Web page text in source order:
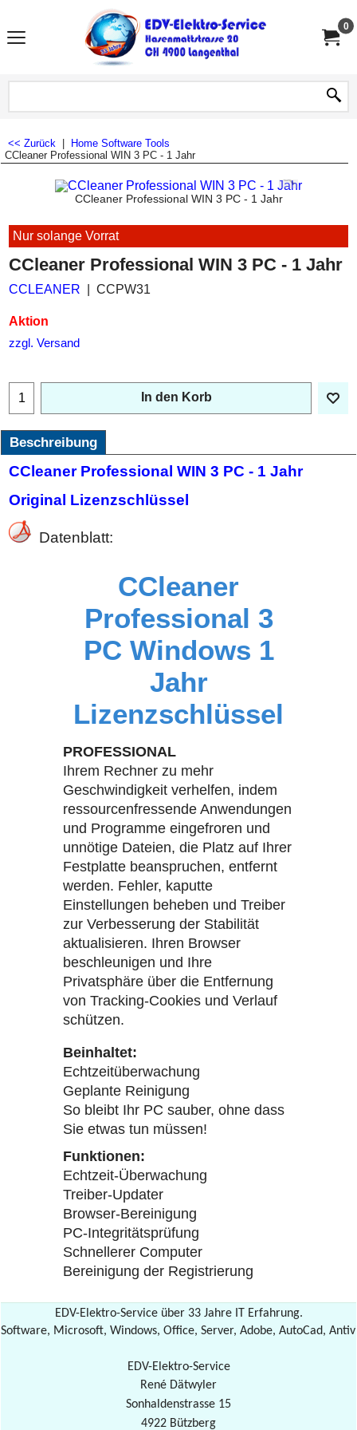
0
<< Zurück Home Software Tools
CCleaner Professional WIN 3 PC - 1 Jahr
CCleaner Professional WIN 3 PC - 1 Jahr
Nur solange Vorrat
CCleaner Professional WIN 3 PC - 1 Jahr
CCLEANER CCPW31
Aktion
zzgl. Versand
In den Korb
Beschreibung
CCleaner Professional WIN 3 PC - 1 Jahr
Original Lizenzschlüssel
Datenblatt:
CCleaner
Professional 3
PC Windows 1
Jahr
Lizenzschlüssel
PROFESSIONAL
Ihrem Rechner zu mehr
Geschwindigkeit verhelfen, indem
ressourcenfressende Anwendungen
und Programme eingefroren und
unnötige Dateien, die Platz auf Ihrer
Festplatte beanspruchen, entfernt
werden. Fehler, kaputte
Einstellungen beheben und Treiber
zur Verbesserung der Stabilität
aktualisieren. Ihren Browser
beschleunigen und Ihre
Privatsphäre über die Entfernung
von Tracking-Cookies und Verlauf
schützen.
Beinhaltet:
Echtzeitüberwachung
Geplante Reinigung
So bleibt Ihr PC sauber, ohne dass
Sie etwas tun müssen!
Funktionen:
Echtzeit-Überwachung
Treiber-Updater
Browser-Bereinigung
PC-Integritätsprüfung
Schnellerer Computer
Bereinigung der Registrierung
EDV-Elektro-Service über 33 Jahre IT Erfahrung.
Software, Microsoft, Windows, Office, Server, Adobe, AutoCad,
EDV-Elektro-Service
René Dätwyler
Sonhaldenstrasse 15
4922 Bützberg